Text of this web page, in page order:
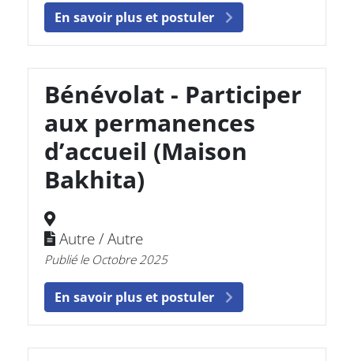
En savoir plus et postuler
Bénévolat - Participer
aux permanences
d’accueil (Maison
Bakhita)
Autre / Autre
Publié le Octobre 2025
En savoir plus et postuler